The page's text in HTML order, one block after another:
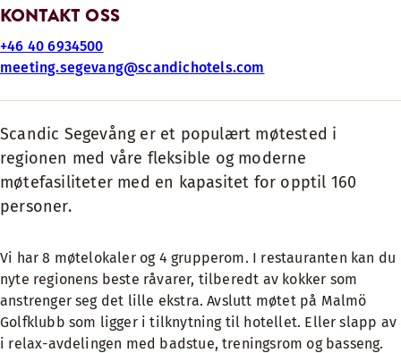
KONTAKT OSS
+46 40 6934500
meeting.segevang@scandichotels.com
Scandic Segevång er et populært møtested i
regionen med våre fleksible og moderne
møtefasiliteter med en kapasitet for opptil 160
personer.
Vi har 8 møtelokaler og 4 grupperom. I restauranten kan du
nyte regionens beste råvarer, tilberedt av kokker som
anstrenger seg det lille ekstra. Avslutt møtet på Malmö
Golfklubb som ligger i tilknytning til hotellet. Eller slapp av
i relax-avdelingen med badstue, treningsrom og basseng.